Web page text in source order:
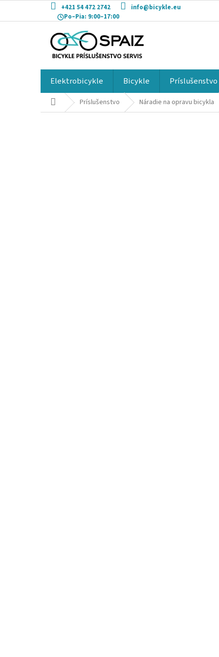
obsah
+421 54 472 2742
info@bicykle.eu
Po–Pia: 9:00–17:00
Elektrobicykle Bicykle Príslušenstvo
DomovPríslušenstvo Náradie na opravu bicykla